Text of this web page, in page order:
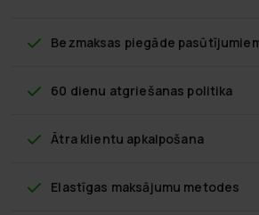
Bezmaksas piegāde
60 dienu atgriešanas politika
Ātra klientu apkalpošana
Elastīgas maksājumu metodes